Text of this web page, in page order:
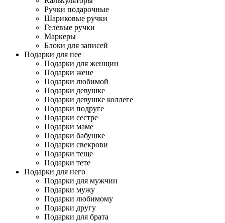
Ручки подарочные
Шариковые ручки
Гелевые ручки
Маркеры
Блоки для записей
Подарки для нее
Подарки для женщин
Подарки жене
Подарки любимой
Подарки девушке
Подарки девушке коллеге
Подарки подруге
Подарки сестре
Подарки маме
Подарки бабушке
Подарки свекрови
Подарки теще
Подарки тете
Подарки для него
Подарки для мужчин
Подарки мужу
Подарки любимому
Подарки другу
Подарки для брата